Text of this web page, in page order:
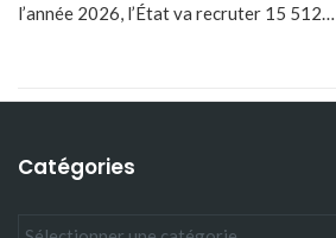
l’année 2026, l’État va recruter 15 512…
Catégories